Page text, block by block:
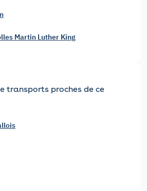
Martin Luther King
transports proches de ce